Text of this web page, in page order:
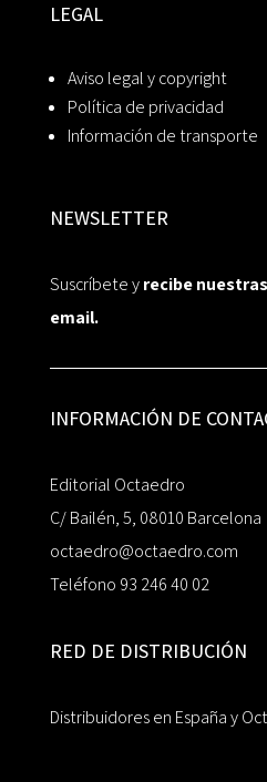
LEGAL
Aviso legal y copyright
Política de privacidad
Información de transporte
NEWSLETTER
Suscríbete yrecibe
email.
INFORMACIÓN DE
Editorial Octaedro
C/ Bailén, 5, 08010 Barcelona
octaedro@octaedro.com
Teléfono 93 246 40 02
RED DE DISTRIBUCIÓN
Distribuidores en España y